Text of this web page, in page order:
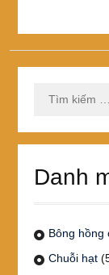
kiếm
Danh
Bông hồng
Chuỗi hạt